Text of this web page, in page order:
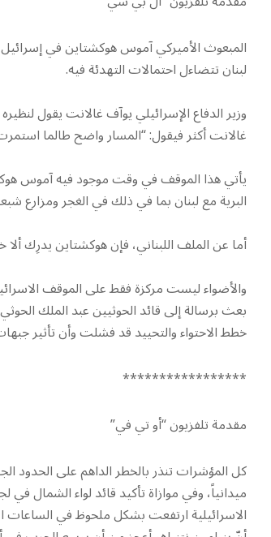
المبعوث الأميركي آموس هوكشتاين في إسرائيل
لبنان تتضاءل احتمالات التهدئة فيه.
وزير الدفاع الإسرائيلي يوآف غالانت يقول
غالانت أكثر فيقول: “المسار واضح طالما
يأتي هذا الموقف في وقت موجود فيه آموس
البرية مع لبنان بما في ذلك في الغجر ومزارع
أما عن الملف اللبناني، فإن هوكشتاين يدرِك
والأضواء ليست مركزة فقط على الموقف
بعث برسالة إلى قائد الحوثيين عبد الملك
خطط الاحتواء والتحييد قد فشلت وأن تأثير
*****************
مقدمة تلفزيون “أو تي في”
كل المؤشرات تنذر بالخطر الداهم على الحدود
ميدانياً، وفي موازاة تأكيد قائد لواء الشمال
الاسرائيلية ارتفعت بشكل ملحوظ في الساعات